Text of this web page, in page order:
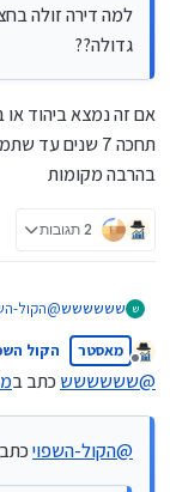
למה דירה זולה
גדולה??
אם זה נמצא ביהוד
תחכה 7 שנים
בהרבה מקומות
2 תגובות
ש שששששש@הקול-
@
@
להשקיע
מנותק
מאסטר הקול
@ששששששכתב ב
@הקול-השפוי